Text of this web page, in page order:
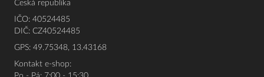
Česká republika
IČO: 40524485
DIČ: CZ40524485
GPS: 49.75348, 13.43168
Kontakt e-shop: